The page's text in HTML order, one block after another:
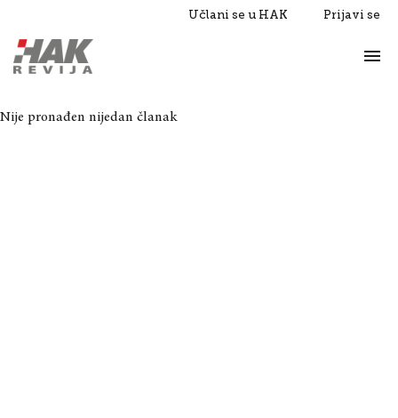
Učlani se u HAK Prijavi se
Razgovori
Nije pronađen nijedan članak